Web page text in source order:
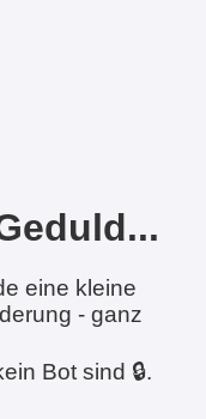
eine kleine
- ganz
Bot sind 🔒.